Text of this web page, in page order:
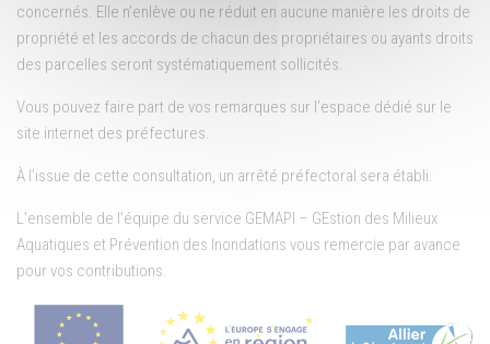
concernés. Elle n’enlève ou ne réduit en aucune manière les droits de
propriété et les accords de chacun des propriétaires ou ayants droits
des parcelles seront systématiquement sollicités.
Vous pouvez faire part de vos remarques sur l’espace dédié sur le
site internet des préfectures.
À l’issue de cette consultation, un arrêté préfectoral sera établi.
L’ensemble de l’équipe du service GEMAPI – GEstion des Milieux
Aquatiques et Prévention des Inondations vous remercie par avance
pour vos contributions.